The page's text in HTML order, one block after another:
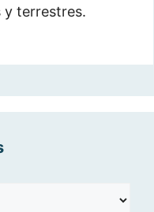
y terrestres.